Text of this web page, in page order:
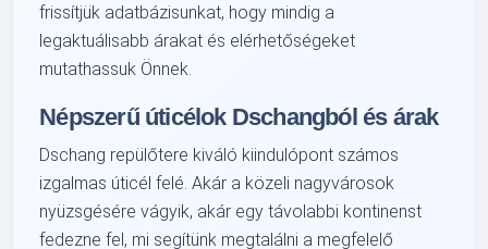
frissítjük adatbázisunkat, hogy mindig a
legaktuálisabb árakat és elérhetőségeket
mutathassuk Önnek.
Népszerű úticélok Dschangból és árak
Dschang repülőtere kiváló kiindulópont számos
izgalmas úticél felé. Akár a közeli nagyvárosok
nyüzsgésére vágyik, akár egy távolabbi kontinenst
fedezne fel, mi segítünk megtalálni a megfelelő